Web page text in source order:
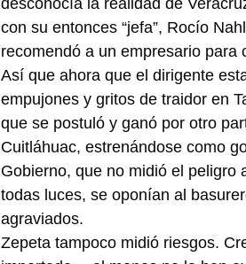
desconocía la realidad de
con su entonces “jefa”, Rocío
recomendó a un empresario para
Así que ahora que el dirigente
empujones y gritos de traidor en
que se postuló y ganó por otro
Cuitláhuac, estrenándose como
Gobierno, que no midió el peligro
todas luces, se oponían al
agraviados.
Zepeta tampoco midió riesgos.